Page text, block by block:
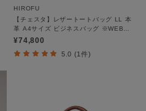
HIROFU
【チェスタ】レザートートバッグ LL 本
革 A4サイズ ビジネスバッグ ※WEB限
定（商品番号：P25－30630）
¥74,800
5.0 (1件)